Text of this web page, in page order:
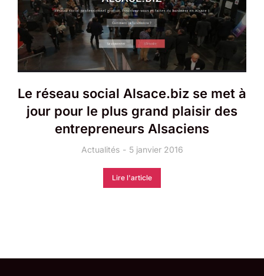
Le réseau social Alsace.biz se met à
jour pour le plus grand plaisir des
entrepreneurs Alsaciens
Actualités 5 janvier 2016
Lire l'article